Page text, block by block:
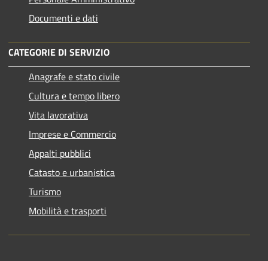
Documenti e dati
CATEGORIE DI SERVIZIO
Anagrafe e stato civile
Cultura e tempo libero
Vita lavorativa
Imprese e Commercio
Appalti pubblici
Catasto e urbanistica
Turismo
Mobilità e trasporti